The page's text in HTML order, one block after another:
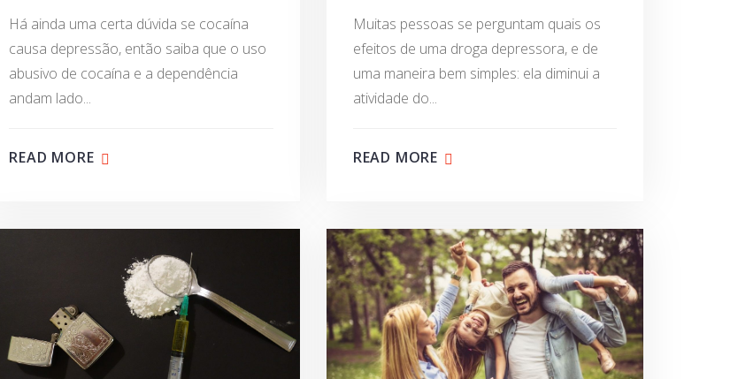
Há ainda uma certa dúvida se cocaína
causa depressão, então saiba que o uso
abusivo de cocaína e a dependência
andam lado...
READ MORE
Muitas pessoas se perguntam quais os
efeitos de uma droga depressora, e de
uma maneira bem simples: ela diminui a
atividade do...
READ MORE